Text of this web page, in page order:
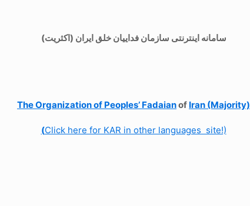
سامانه اینترنتی سازمان فداییان خلق ایران (اکثریت)
The Organization of Peoples’ Fadaianof Iran (Majority)
(Click here for KAR in other languages site!)